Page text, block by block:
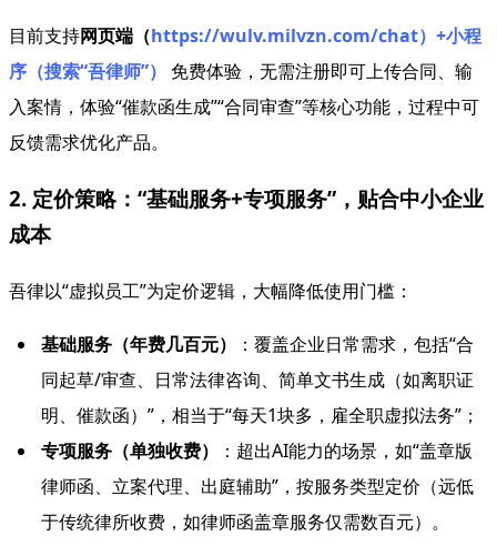
目前支持网页端（https://wulv.milvzn.com/chat）+小程
序（搜索“吾律师”）
免费体验，无需注册即可上传合同、输
入案情，体验“催款函生成”“合同审查”等核心功能，过程中可
反馈需求优化产品。
2. 定价策略：“基础服务+专项服务”，贴合中小企业
成本
吾律以“虚拟员工”为定价逻辑，大幅降低使用门槛：
基础服务（年费几百元）
：覆盖企业日常需求，包括“合
同起草/审查、日常法律咨询、简单文书生成（如离职证
明、催款函）”，相当于“每天1块多，雇全职虚拟法务”；
专项服务（单独收费）
：超出AI能力的场景，如“盖章版
律师函、立案代理、出庭辅助”，按服务类型定价（远低
于传统律所收费，如律师函盖章服务仅需数百元）。